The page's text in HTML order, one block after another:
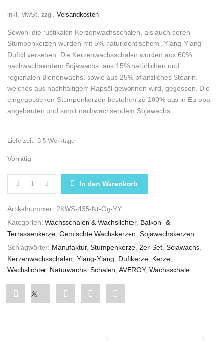
inkl. MwSt. zzgl. Versandkosten
Sowohl die rustikalen Kerzenwachsschalen, als auch deren
Stumpenkerzen wurden mit 5% naturidentischem „Ylang-Ylang“-
Duftöl versehen. Die Kerzenwachsschalen wurden aus 60%
nachwachsendem Sojawachs, aus 15% natürlichen und
regionalen Bienenwachs, sowie aus 25% pflanzliches Stearin,
welches aus nachhaltigem Rapsöl gewonnen wird, gegossen. Die
eingegossenen Stumpenkerzen bestehen zu 100% aus in Europa
angebauten und somit nachwachsendem Sojawachs.
Lieferzeit: 3-5 Werktage
Vorrätig
2ER-SET KERZENWACHSSCHALEN NATUR MIT
In den Warenkorb
Artikelnummer: 2KWS-435-Nt-Gg-YY
Kategorien: Wachsschalen & Wachslichter, Balkon- &
Terrassenkerze Gemischte Wachskerzen Sojawachskerzen
Schlagwörter: Manufaktur, Stumpenkerze 2er-Set Sojawachs
Kerzenwachsschalen Ylang-Ylang Duftkerze Kerze
Wachslichter, Naturwachs Schalen AVEROY, Wachsschale
Share
Share
Pin
Share